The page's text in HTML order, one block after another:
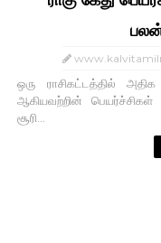
ஒரு ராசிகட்டத்தில்‌
ஆகியவற்றின்‌ பெயர்ச்சிகள்‌
சூரி...